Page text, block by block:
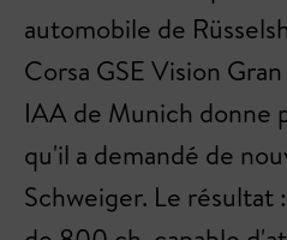
automobile de
Corsa GSE Vision
IAA de Munich donne
qu'il a demandé de
Schweiger. Le